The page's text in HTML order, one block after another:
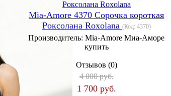
Mia-Amore 4370 Сорочка короткая
Роксолана Roxolana (Код: 4370)
Производитель:Mia-Amore Миа-Аморе
купить
Отзывов (0)
4 000 руб.
1 700 руб.